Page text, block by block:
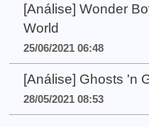
[Análise] Wonder
World
25/06/2021 06:48
[Análise] Ghosts 'n
28/05/2021 08:53